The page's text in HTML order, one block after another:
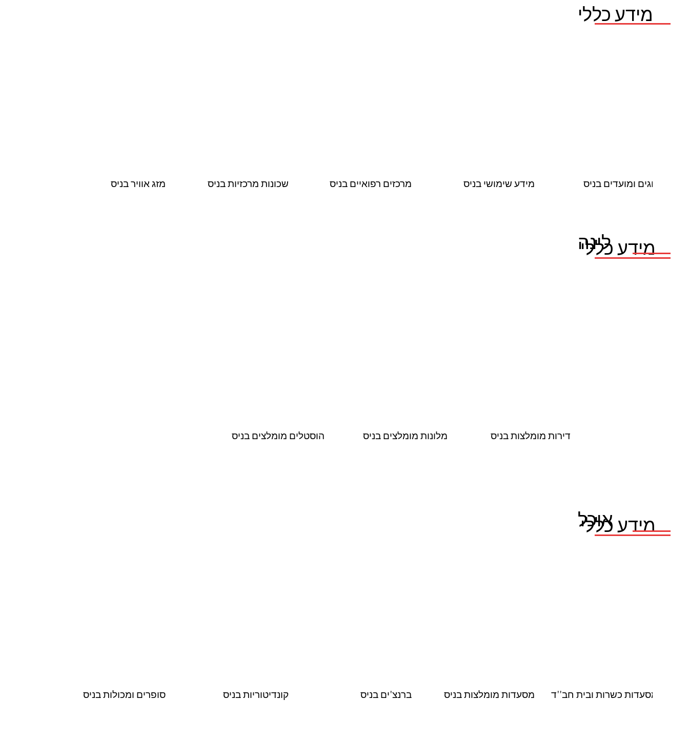
מידע כללי
מזג אוויר בניס שכונות מרכזיות בניס מרכזים רפואיים בניס מידע שימושי בניס חגים ומועדים בניס
מידע כללי
לינה
הוסטלים מומלצים בניס מלונות מומלצים בניס דירות מומלצות בניס
מידע כללי
אוכל
סופרים ומכולות בניס קונדיטוריות בניס ברנצ'ים בניס מסעדות מומלצות בניס
מסעדות כשרות ובית חב''ד